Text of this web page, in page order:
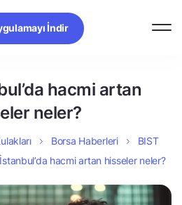
İndir
hacmi artan
neler?
Borsa Haberleri
BIST
hacmi artan hisseler neler?